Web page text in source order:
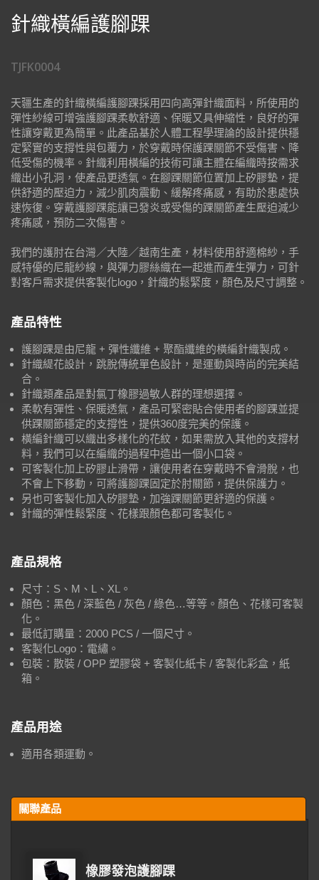
針織橫編護腳踝
TJFK0004
天疆生產的針織橫編護腳踝採用四向高彈針織面料，所使用的
彈性紗線可增強護腳踝柔軟舒適、保暖又具伸縮性，良好的彈
性讓穿戴更為簡單。此產品基於人體工程學理論的設計提供穩
定緊實的支撐性與包覆力，於穿戴時保護踝關節不受傷害、降
低受傷的機率。針織利用橫編的技術可讓主體在編織時按需求
織出小孔洞，使產品更透氣。在腳踝關節位置加上矽膠墊，提
供舒適的壓迫力，減少肌肉震動、緩解疼痛感，有助於患處快
速恢復。穿戴護腳踝能讓已發炎或受傷的踝關節產生壓迫減少
疼痛感，預防二次傷害。
我們的護肘在台灣／大陸／越南生產，材料使用舒適棉紗，手
感特優的尼龍紗線，與彈力膠絲織在一起進而產生彈力，可針
對客戶需求提供客製化logo，針織的鬆緊度，顏色及尺寸調整。
產品特性
護腳踝是由尼龍 + 彈性纖維 + 聚酯纖維的橫編針織製成。
針織緹花設計，跳脫傳統單色設計，是運動與時尚的完美結
合。
針織類產品是對氯丁橡膠過敏人群的理想選擇。
柔軟有彈性、保暖透氣，產品可緊密貼合使用者的腳踝並提
供踝關節穩定的支撐性，提供360度完美的保護。
橫編針織可以織出多樣化的花紋，如果需放入其他的支撐材
料，我們可以在編織的過程中造出一個小口袋。
可客製化加上矽膠止滑帶，讓使用者在穿戴時不會滑脫，也
不會上下移動，可將護腳踝固定於肘關節，提供保護力。
另也可客製化加入矽膠墊，加強踝關節更舒適的保護。
針織的彈性鬆緊度、花樣跟顏色都可客製化。
產品規格
尺寸：S、M、L、XL。
顏色：黑色 / 深藍色 / 灰色 / 綠色…等等。顏色、花樣可客製
化。
最低訂購量：2000 PCS / 一個尺寸。
客製化Logo：電繡。
包裝：散裝 / OPP 塑膠袋 + 客製化紙卡 / 客製化彩盒，紙
箱。
產品用途
適用各類運動。
關聯產品
橡膠發泡護腳踝